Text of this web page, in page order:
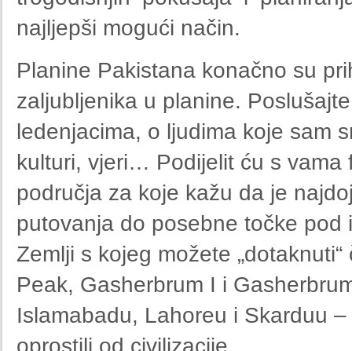
najljepši mogući način.
Planine Pakistana konačno su
zaljubljenika u planine.
ledenjacima, o ljudima koje sam
kulturi, vjeri… Podijelit ću s vama
područja za koje kažu da je
putovanja do posebne točke
Zemlji s kojeg možete
Peak, Gasherbrum I i
Islamabadu, Lahoreu i Skarduu
oprostili od civilizacije.